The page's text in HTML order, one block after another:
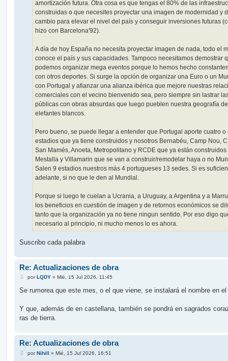
amortización futura. Otra cosa es que tengas el 80% de las
construidas o que necesites proyectar una imagen de modernidad y
cambio para elevar el nivel del país y conseguir inversiones futuras
hizo con Barcelona'92).
A día de hoy España no necesita proyectar imagen de nada, todo el
conoce el país y sus capacidades. Tampoco necesitamos demostrar
podemos organizar mega eventos porque lo hemos hecho
con otros deportes. Si surge la opción de organizar una Euro o un
con Portugal y afianzar una alianza ibérica que mejore nuestras
comerciales con el vecino bienvenido sea, pero siempre sin lastrar
públicas con obras absurdas que luego pueblen nuestra geografía de
elefantes blancos.
Pero bueno, se puede llegar a entender que Portugal aporte cuatro o
estadios que ya tiene construidos y nosotros Bernabéu, Camp Nou,
San Mamés, Anoeta, Metropolitano y RCDE que ya están construidos
Mestalla y Villamarin que se van a construir/remodelar haya o no
Salen 9 estadios nuestros más 4 portugueses 13 sedes. Si es
adelante, si no que le den al Mundial.
Porque si luego te cuelan a Ucrania, a Uruguay, a Argentina y a
los beneficios en cuestión de imagen y de retornos económicos se
tanto que la organización ya no tiene ningun sentido. Por eso digo
necesario al principio, ni mucho menos lo es ahora.
Suscribo cada palabra
Re: Actualizaciones de obra
M
n
j
porLQDY» Mié, 15 Jul 2026, 11:45
Se rumorea que este mes, o el que viene, se instalará el nombre en
Y que, además de en castellana, también se pondrá en sagrados
ras de tierra.
Re: Actualizaciones de obra
MporNihill » Mié, 15 Jul 2026, 16:51